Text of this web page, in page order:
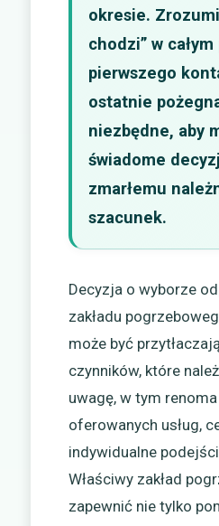
okresie.
chodzi” w
pierwszego
ostatnie
niezbędne, aby
świadome
zmarłemu
szacunek.
Decyzja o wyborze
zakładu
może być
czynników, które
uwagę, w tym
oferowanych usług,
indywidualne
Właściwy zakład
zapewnić nie tylko